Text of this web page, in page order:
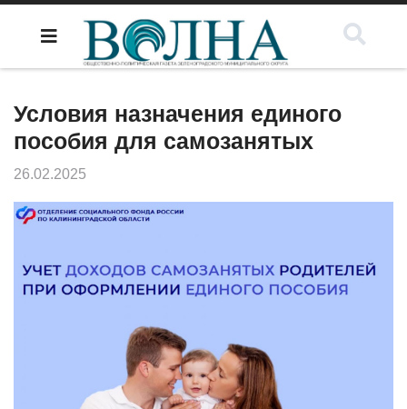
Условия назначения единого
пособия для самозанятых
26.02.2025